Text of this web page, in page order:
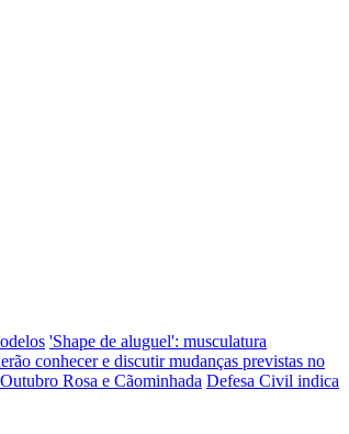
'Shape de aluguel': musculatura
conhecer e discutir mudanças previstas no
Rosa e Cãominhada Defesa Civil indica